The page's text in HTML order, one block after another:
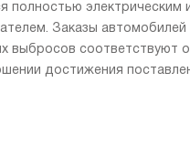
полностью электрическим
Заказы автомобилей
выбросов соответствуют
достижения